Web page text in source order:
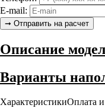
E-mail:
Описание
Варианты
ХарактеристикиОплата и